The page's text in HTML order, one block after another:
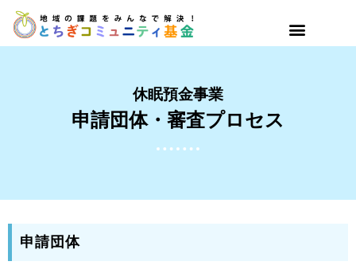
休眠預金事業
申請団体・審査プロセス
申請団体